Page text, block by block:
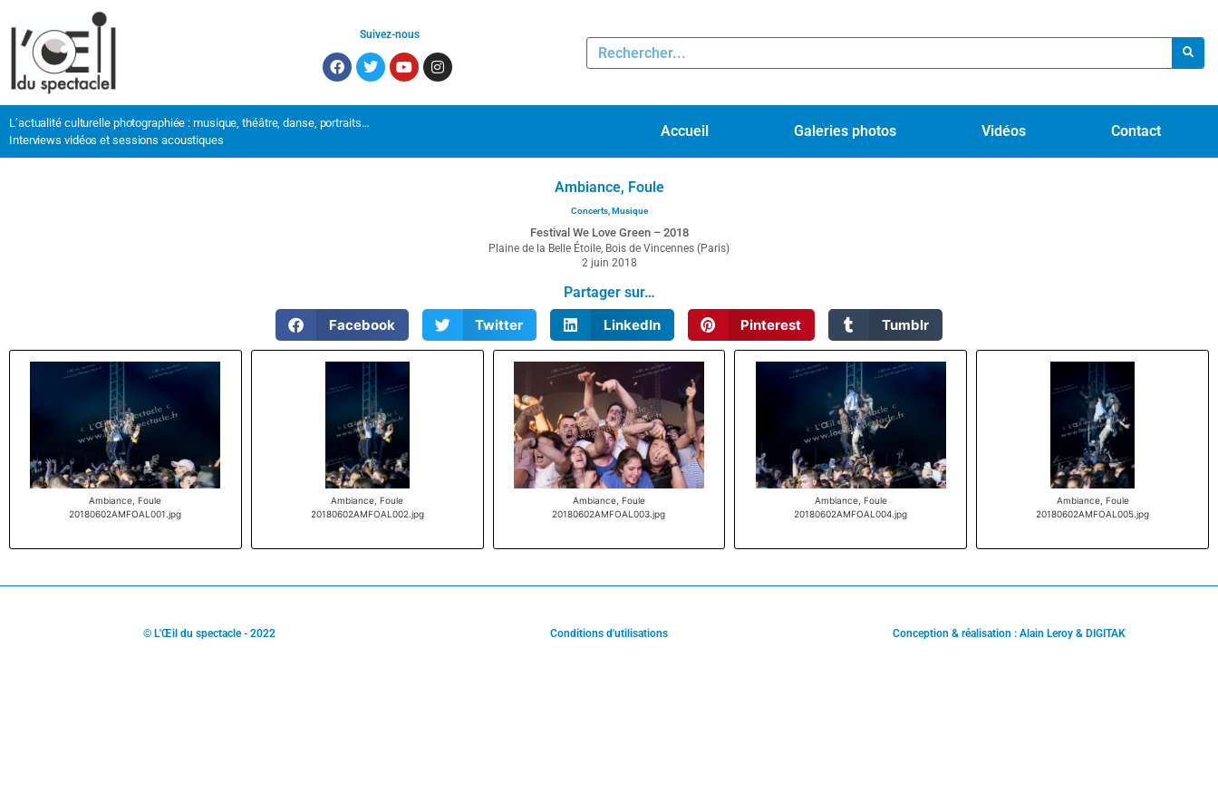
Suivez-nous
L’actualité culturelle photographiée : musique, théâtre, danse, portraits…
Interviews vidéos et sessions acoustiques
Accueil Galeries photos Vidéos Contact
Ambiance, Foule
Concerts, Musique
Festival We Love Green – 2018
Plaine de la Belle Étoile, Bois de Vincennes (Paris)
2 juin 2018
Partager sur…
Facebook
Twitter LinkedIn Pinterest Tumblr
Ambiance, Foule
20180602AMFOAL001.jpg
Ambiance, Foule
20180602AMFOAL002.jpg
Ambiance, Foule
20180602AMFOAL003.jpg
Ambiance, Foule
20180602AMFOAL004.jpg
Ambiance, Foule
20180602AMFOAL005.jpg
© L'Œil du spectacle - 2022 Conditions d'utilisations Conception & réalisation : Alain Leroy & DIGITAK